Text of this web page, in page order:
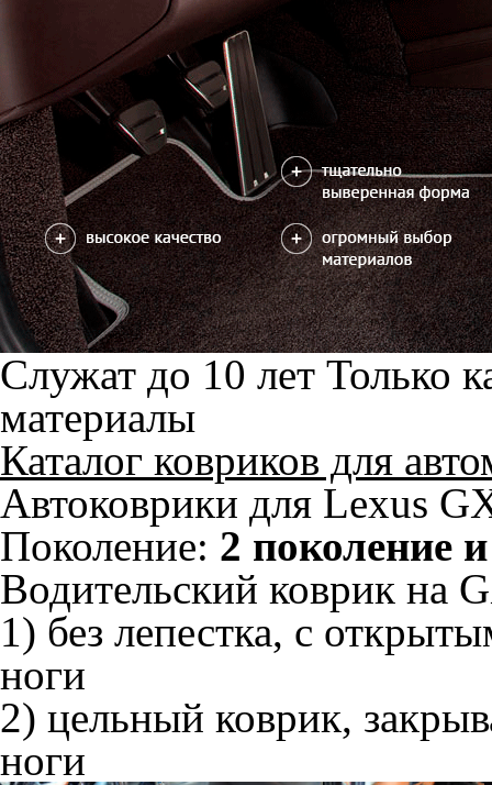
Служат до 10 лет Только
материалы
Каталог ковриков для
Автоковрики для Lexus
Поколение: 2 поколение
Водительский коврик на
1) без лепестка, с
ноги
2) цельный коврик,
ноги